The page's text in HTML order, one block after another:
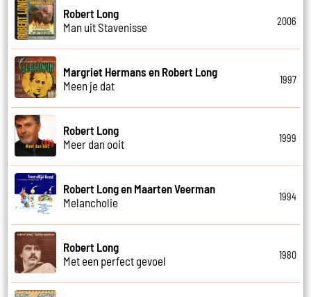
Robert Long
Man uit Stavenisse
2006
Margriet Hermans en Robert Long
Meen je dat
1997
Robert Long
Meer dan ooit
1999
Robert Long en Maarten Veerman
Melancholie
1994
Robert Long
Met een perfect gevoel
1980